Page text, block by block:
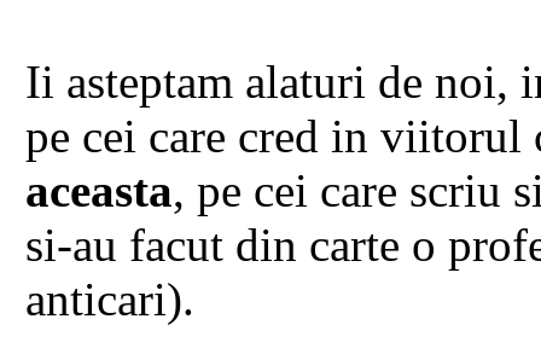
Ii asteptam alaturi de noi,
pe cei care cred in
aceasta, pe cei care scriu
si-au facut din carte o
anticari).